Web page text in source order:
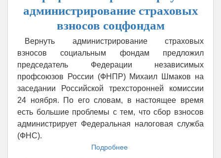
Фининвестиции»
выросла
2,3
раза
администрирование страховых
взносов соцфондам
Вернуть администрирование страховых
взносов социальным фондам предложил
председатель Федерации независимых
профсоюзов России (ФНПР) Михаил Шмаков на
заседании Российской трехсторонней комиссии
24 ноября. По его словам, в настоящее время
есть большие проблемы с тем, что сбор взносов
администрирует Федеральная налоговая служба
(ФНС).
Подробнеео